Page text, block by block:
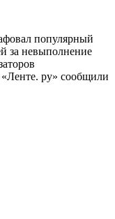
популярный
за невыполнение
ру» сообщили